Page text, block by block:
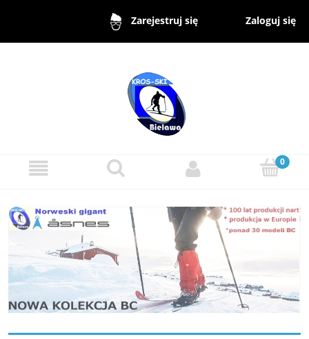
Zarejestruj się Zaloguj się